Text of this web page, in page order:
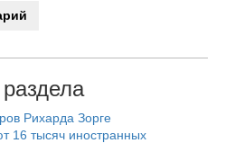
Рихарда Зорге
16 тысяч иностранных